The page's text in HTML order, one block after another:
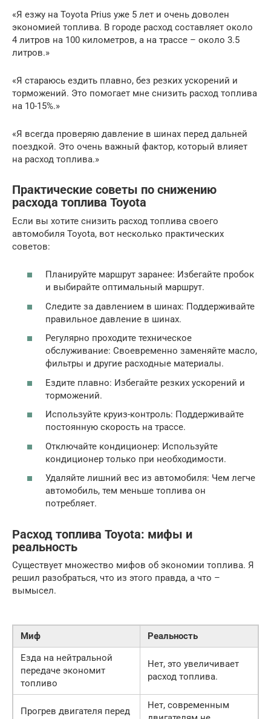
«Я езжу на Toyota Prius уже 5 лет и очень доволен
экономией топлива. В городе расход составляет около
4 литров на 100 километров, а на трассе – около 3.5
литров.»
«Я стараюсь ездить плавно, без резких ускорений и
торможений. Это помогает мне снизить расход топлива
на 10-15%.»
«Я всегда проверяю давление в шинах перед дальней
поездкой. Это очень важный фактор, который влияет
на расход топлива.»
Практические советы по снижению
расхода топлива Toyota
Если вы хотите снизить расход топлива своего
автомобиля Toyota, вот несколько практических
советов:
Планируйте маршрут заранее: Избегайте пробок
и выбирайте оптимальный маршрут.
Следите за давлением в шинах: Поддерживайте
правильное давление в шинах.
Регулярно проходите техническое
обслуживание: Своевременно заменяйте масло,
фильтры и другие расходные материалы.
Ездите плавно: Избегайте резких ускорений и
торможений.
Используйте круиз-контроль: Поддерживайте
постоянную скорость на трассе.
Отключайте кондиционер: Используйте
кондиционер только при необходимости.
Удаляйте лишний вес из автомобиля: Чем легче
автомобиль, тем меньше топлива он
потребляет.
Расход топлива Toyota: мифы и
реальность
Существует множество мифов об экономии топлива. Я
решил разобраться, что из этого правда, а что –
вымысел.
Миф
Реальность
Езда на нейтральной
передаче экономит
топливо
Нет, это увеличивает
расход топлива.
Прогрев двигателя перед
Нет, современным